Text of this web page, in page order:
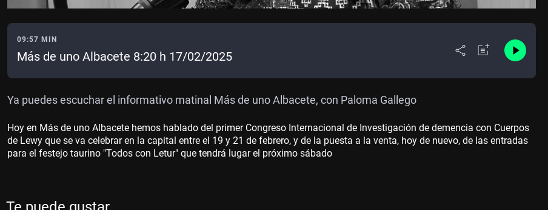
09:57 MIN
Más de uno Albacete 8:20 h 17/02/2025
Ya puedes escuchar el informativo matinal Más de uno Albacete, con Paloma Gallego
Hoy en Más de uno Albacete hemos hablado del primer Congreso Internacional de Investigación de demencia con Cuerpos
de Lewy que se va celebrar en la capital entre el 19 y 21 de febrero, y de la puesta a la venta, hoy de nuevo, de las entradas
para el festejo taurino "Todos con Letur" que tendrá lugar el próximo sábado